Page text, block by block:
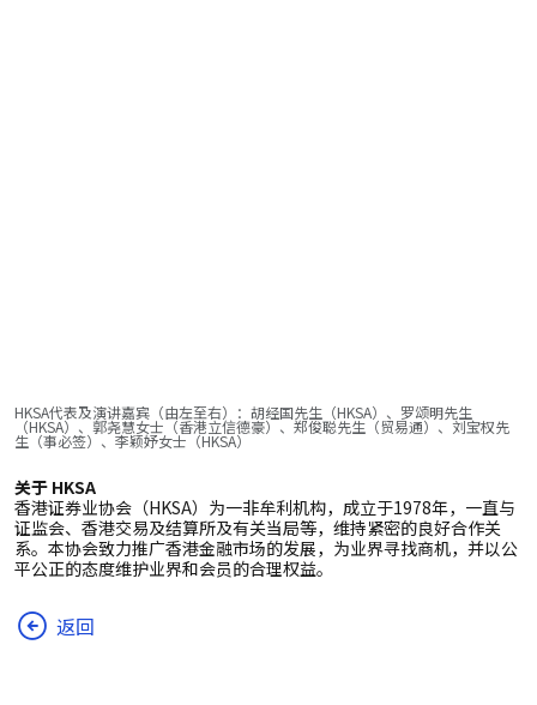
HKSA代表及演讲嘉宾（由左至右）：胡经国先生（HKSA）、罗颂明先生
（HKSA）、郭尧慧女士（香港立信德豪）、郑俊聪先生（贸易通）、刘宝权先
生（事必签）、李颖妤女士（HKSA）
关于 HKSA
香港证券业协会（HKSA）为一非牟利机构，成立于1978年，一直与
证监会、香港交易及结算所及有关当局等，维持紧密的良好合作关
系。本协会致力推广香港金融市场的发展，为业界寻找商机，并以公
平公正的态度维护业界和会员的合理权益。
返回